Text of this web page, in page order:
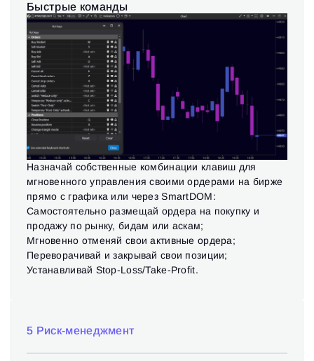
Быстрые команды
Назначай собственные комбинации клавиш для
мгновенного управления своими ордерами на бирже
прямо с графика или через SmartDOM:
Самостоятельно размещай ордера на покупку и
продажу по рынку, бидам или аскам;
Мгновенно отменяй свои активные ордера;
Переворачивай и закрывай свои позиции;
Устанавливай Stop-Loss/Take-Profit.
5 Риск-менеджмент